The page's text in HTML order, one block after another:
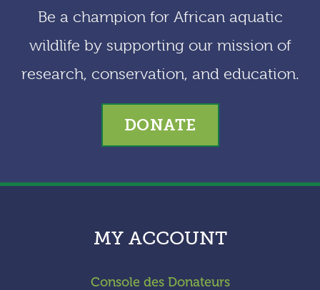
Be a champion for African aquatic
wildlife by supporting our mission of
research, conservation, and education.
DONATE
MY ACCOUNT
Console des Donateurs